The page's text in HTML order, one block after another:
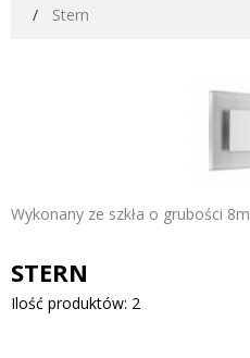
Stern
Wykonany ze szkła o grubości
STERN
Ilość produktów: 2